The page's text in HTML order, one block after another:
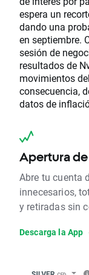
espera un
dando una
en septiembre.
sesión de
resultados de
movimientos
consecuencia,
datos de
Apertura
Abre tu cuenta
innecesarios,
y retiradas sin
Descarga la App